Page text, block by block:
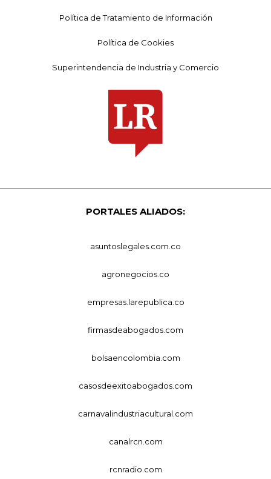
Política de Tratamiento de Información
Política de Cookies
Superintendencia de Industria y Comercio
PORTALES ALIADOS:
asuntoslegales.com.co
agronegocios.co
empresas.larepublica.co
firmasdeabogados.com
bolsaencolombia.com
casosdeexitoabogados.com
carnavalindustriacultural.com
canalrcn.com
rcnradio.com